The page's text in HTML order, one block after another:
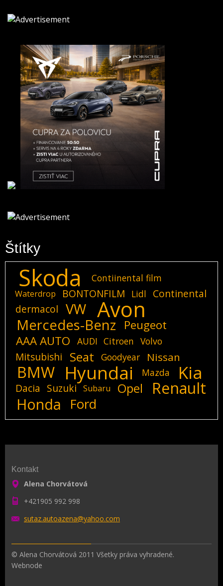
Štítky
Skoda Contiinental film
Waterdrop BONTONFILM Lidl
Continental
dermacol
VW Avon
Mercedes-Benz
Peugeot
AAA AUTO
AUDI Citroen Volvo
Mitsubishi Seat Goodyear Nissan
BMW Hyundai Mazda Kia
Dacia Suzuki Subaru Opel Renault
Honda Ford
Kontakt
Alena Chorvátová
+421905 992 998
sutaz.autoazena@yahoo.com
© Alena Chorvátová 2011 Všetky práva vyhradené.
Webnode